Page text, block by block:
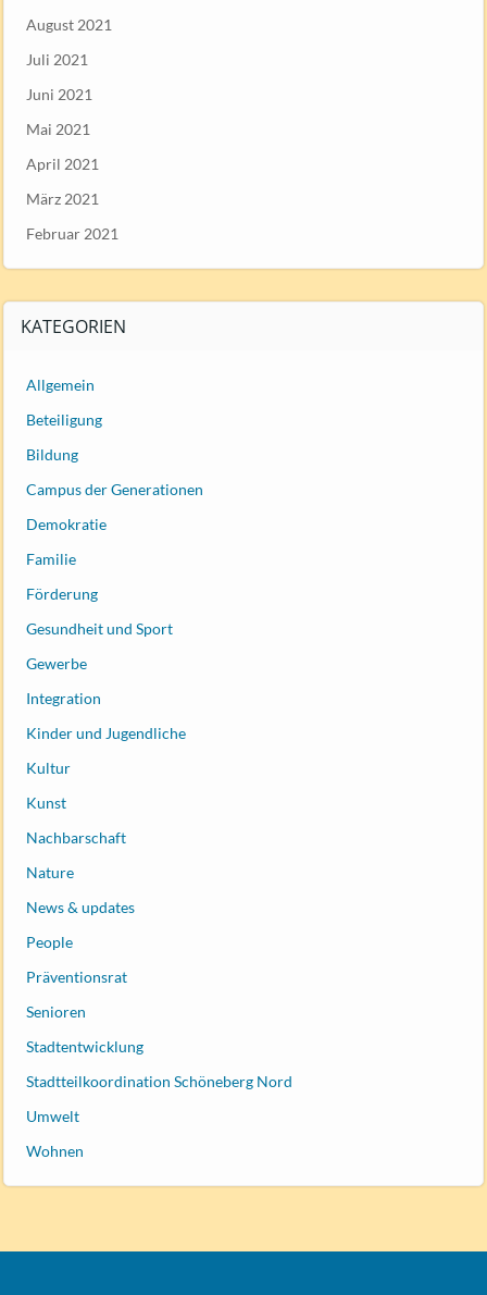
August 2021
Juli 2021
Juni 2021
Mai 2021
April 2021
März 2021
Februar 2021
KATEGORIEN
Allgemein
Beteiligung
Bildung
Campus der Generationen
Demokratie
Familie
Förderung
Gesundheit und Sport
Gewerbe
Integration
Kinder und Jugendliche
Kultur
Kunst
Nachbarschaft
Nature
News & updates
People
Präventionsrat
Senioren
Stadtentwicklung
Stadtteilkoordination Schöneberg Nord
Umwelt
Wohnen